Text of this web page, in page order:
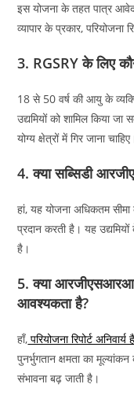
इस योजना के तहत पात्र
व्यापार के प्रकार, परियोजना
3. RGSRY के लिए
18 से 50 वर्ष की आयु के
उद्यमियों को शामिल किया जा
योग्य क्षेत्रों में गिर जाना चाहिए।
4. क्या सब्सिडी
हां, यह योजना अधिकतम
प्रदान करती है। यह
है।
5. क्या आरजीएसआरआई
आवश्यकता है?
हाँ, परियोजना रिपोर्ट अनिवार्य
पुनर्भुगतान क्षमता का
संभावना बढ़ जाती है।